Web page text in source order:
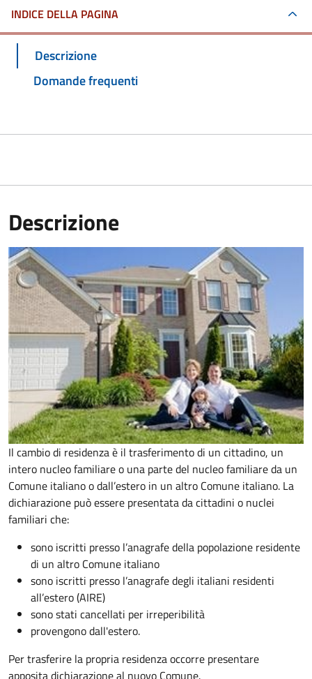
INDICE DELLA PAGINA
Descrizione
Domande frequenti
Descrizione
Il cambio di residenza è il trasferimento di un cittadino, un
intero nucleo familiare o una parte del nucleo familiare da un
Comune italiano o dall’estero in un altro Comune italiano. La
dichiarazione può essere presentata da cittadini o nuclei
familiari che:
sono iscritti presso l’anagrafe della popolazione residente
di un altro Comune italiano
sono iscritti presso l’anagrafe degli italiani residenti
all’estero (AIRE)
sono stati cancellati per irreperibilità
provengono dall'estero.
Per trasferire la propria residenza occorre presentare